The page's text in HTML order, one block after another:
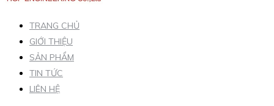
TRANG CHỦ
GIỚI THIỆU
SẢN PHẨM
TIN TỨC
LIÊN HỆ